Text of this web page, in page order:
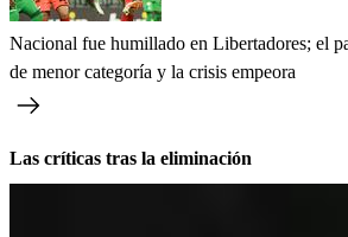
Nacional fue humillado en Libertadores; el
de menor categoría y la crisis empeora
Las críticas tras la eliminación